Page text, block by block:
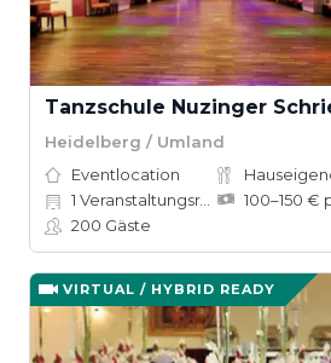
Heidelberg / Umland
Eventlocation
1 Veranstaltungsräume
200 Gäste
VIRTUAL / HYBRID READY